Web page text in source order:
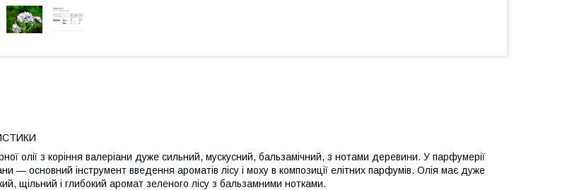
олії з коріння валеріани дуже сильний, мускусний, бальзамічний, з нотами деревини. У парфумерії
— основний інструмент введення ароматів лісу і моху в композиції елітних парфумів. Олія має дуже
щільний і глибокий аромат зеленого лісу з бальзамними нотками.